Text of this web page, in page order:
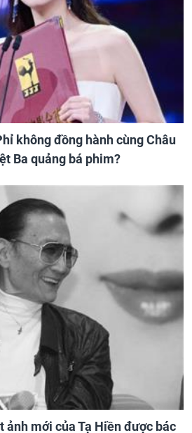
không đồng hành cùng Châu
Ba quảng bá phim?
ảnh mới của Tạ Hiền được bác